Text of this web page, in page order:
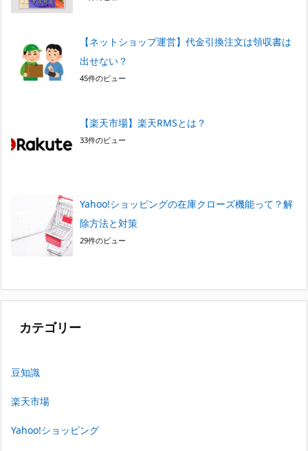
【ネットショップ運営】代金引換注文は領収書は
出せない？
45件のビュー
【楽天市場】楽天RMSとは？
33件のビュー
Yahoo!ショッピングの在庫クローズ機能って？解
除方法と対策
29件のビュー
カテゴリー
豆知識
楽天市場
Yahoo!ショッピング